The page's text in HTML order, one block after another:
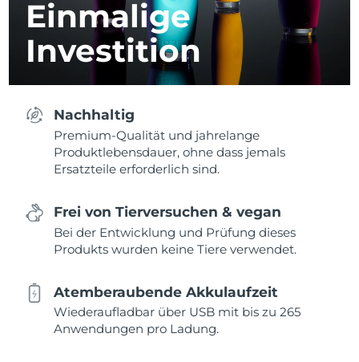
Einmalige
Investition
Nachhaltig
Premium-Qualität und jahrelange
Produktlebensdauer, ohne dass jemals
Ersatzteile erforderlich sind.
Frei von Tierversuchen & vegan
Bei der Entwicklung und Prüfung dieses
Produkts wurden keine Tiere verwendet.
Atemberaubende Akkulaufzeit
Wiederaufladbar über USB mit bis zu 265
Anwendungen pro Ladung.